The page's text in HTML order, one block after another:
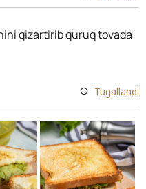
qizartirib quruq tovada
Tugallandi